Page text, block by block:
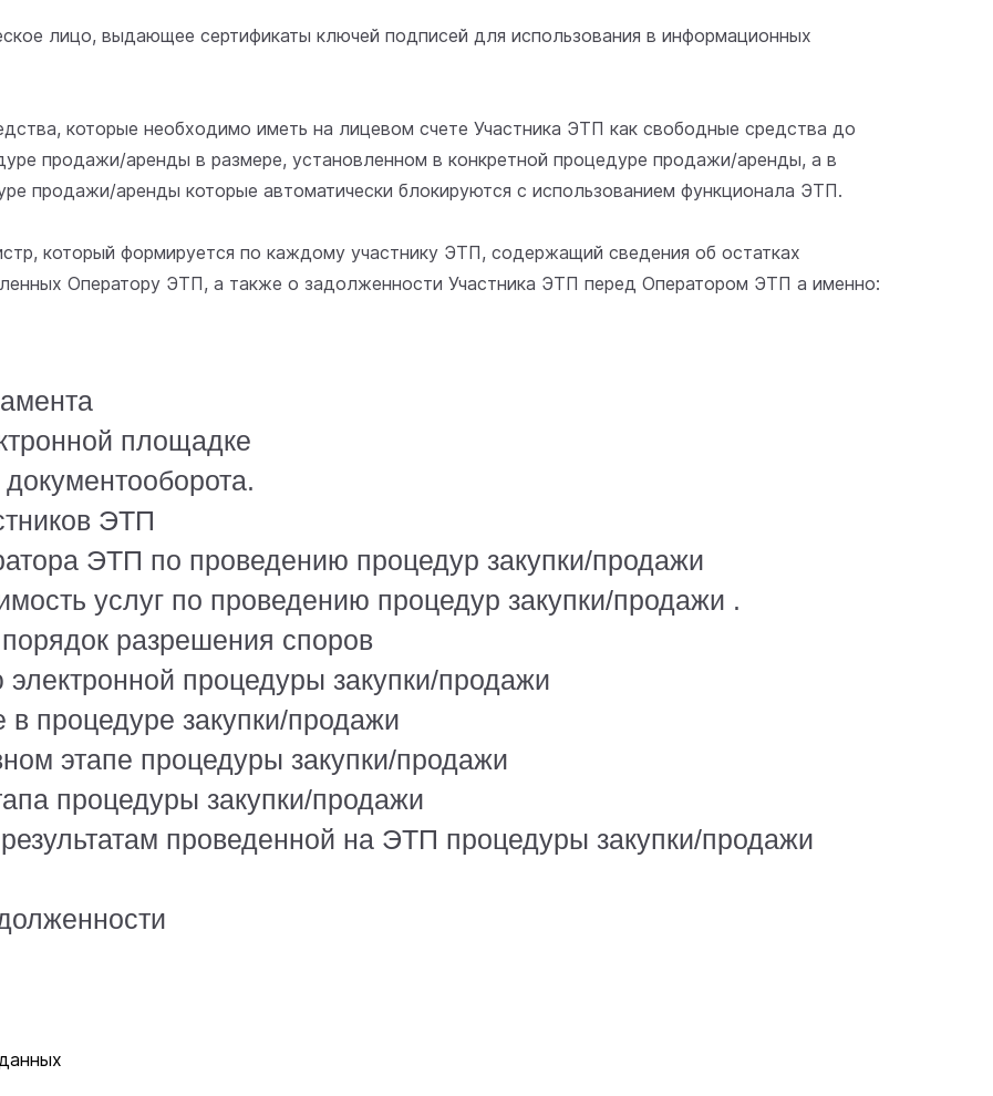
лицо, выдающее сертификаты ключей подписей для использования в информационных
которые необходимо иметь на лицевом счете Участника ЭТП как свободные средства до
продажи/аренды в размере, установленном в конкретной процедуре продажи/аренды, а в
продажи/аренды которые автоматически блокируются с использованием функционала ЭТП.
который формируется по каждому участнику ЭТП, содержащий сведения об остатках
Оператору ЭТП, а также о задолженности Участника ЭТП перед Оператором ЭТП а именно:
площадке
ЭТП
ЭТП по проведению процедур закупки/продажи
услуг по проведению процедур закупки/продажи .
разрешения споров
процедуры закупки/продажи
в процедуре закупки/продажи
этапе процедуры закупки/продажи
процедуры закупки/продажи
проведенной на ЭТП процедуры закупки/продажи